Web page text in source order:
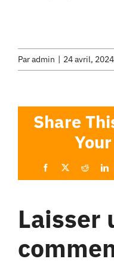
Paradmin | 24 avril, 2024
Share
Facebook Reddit
Laisser